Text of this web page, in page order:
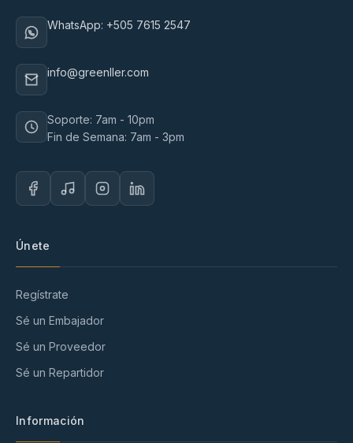
WhatsApp: +505 7615 2547
info@greenller.com
Soporte: 7am - 10pm
Fin de Semana: 7am - 3pm
Únete
Regístrate
Sé un Embajador
Sé un Proveedor
Sé un Repartidor
Información